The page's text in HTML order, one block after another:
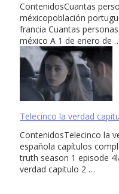
ContenidosCuantas
méxicopoblación
francia Cuantas
méxico A 1 de enero de
Telecinco la verdad
ContenidosTelecinco la
española capítulos
truth season 1 episode
verdad capitulo 2 …